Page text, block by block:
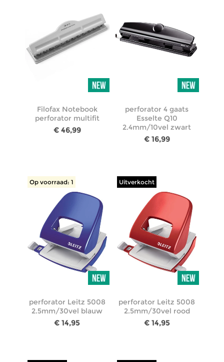
Filofax Notebook
perforator multifit
€ 46,99
perforator 4 gaats
Esselte Q10
2.4mm/10vel zwart
€ 16,99
Op voorraad: 1
perforator Leitz 5008
2.5mm/30vel blauw
€ 14,95
Uitverkocht
perforator Leitz 5008
2.5mm/30vel rood
€ 14,95